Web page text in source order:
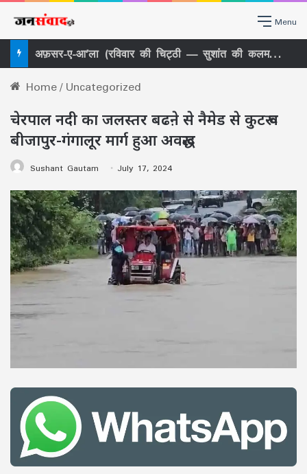
Menu
अफ़सर-ए-आ’ला (रविवार की चिट्ठी — सुशांत की कलम से)
Home/Uncategorized
चेरपाल नदी का जलस्तर बढऩे से नैमेड से कुटरू व
बीजापुर-गंगालूर मार्ग हुआ अवरूद्ध
Sushant Gautam July 17, 2024